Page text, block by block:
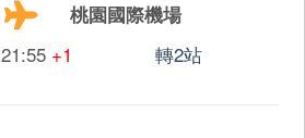
桃園國際機場
21:55 +1 轉2站